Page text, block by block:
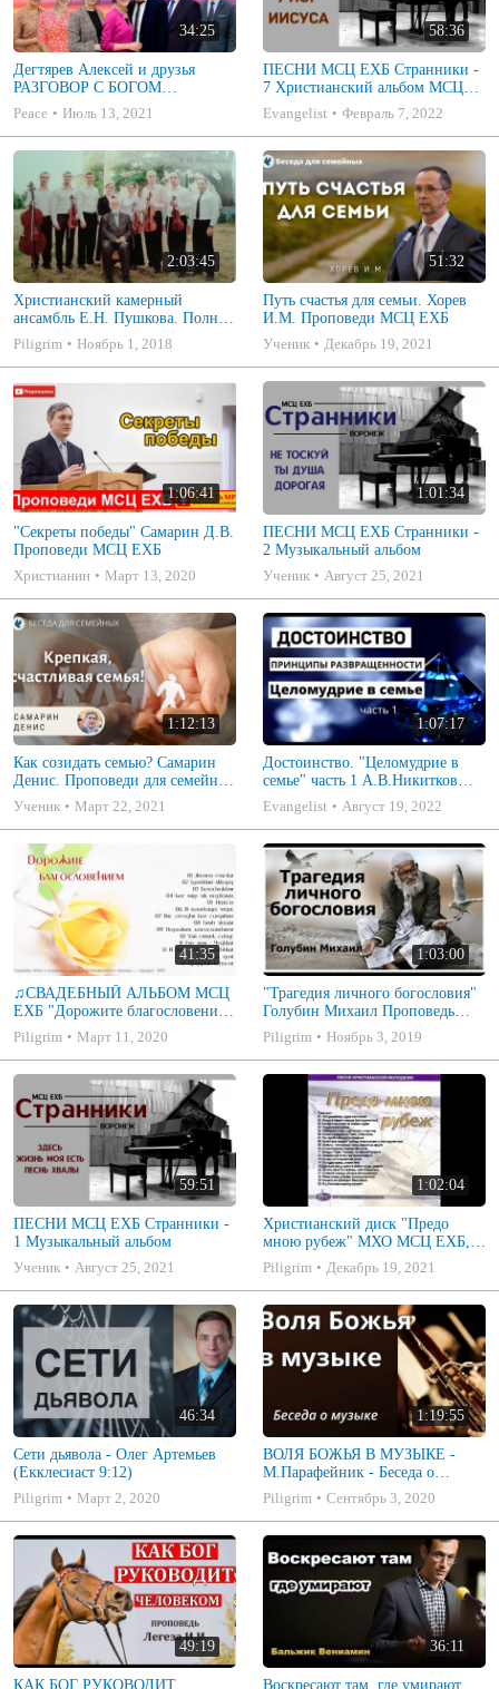
34:25
Дегтярев Алексей и друзья
РАЗГОВОР С БОГОМ
Христианские песни МСЦ ЕХБ
2021 (7я)
Peace Июль 13, 2021
58:36
ПЕСНИ МСЦ ЕХБ Странники -
7 Христианский альбом МСЦ
ЕХБ
Evangelist Февраль 7, 2022
2:03:45
Христианский камерный
ансамбль Е.Н. Пушкова. Полное
собрание
Piligrim Ноябрь 1, 2018
51:32
Путь счастья для семьи. Хорев
И.М. Проповеди МСЦ ЕХБ
Ученик
Декабрь 19, 2021
1:06:41
"Секреты победы" Самарин Д.В.
Проповеди МСЦ ЕХБ
Христианин
Март 13, 2020
1:01:34
ПЕСНИ МСЦ ЕХБ Странники -
2 Музыкальный альбом
Ученик
Август 25, 2021
1:12:13
Как созидать семью? Самарин
Денис. Проповеди для семейных
МСЦ ЕХБ
Ученик Март 22, 2021
1:07:17
Достоинство. "Целомудрие в
семье" часть 1 А.В.Никитков
Беседа для семейных МСЦ ЕХБ
Evangelist Август 19, 2022
41:35
♫СВАДЕБНЫЙ АЛЬБОМ МСЦ
ЕХБ "Дорожите благословением
- Христианские песни.
Музыкальный диск. Псалмы
Piligrim Март 11, 2020
1:03:00
"Трагедия личного богословия"
Голубин Михаил Проповедь
2019
Piligrim Ноябрь 3, 2019
59:51
ПЕСНИ МСЦ ЕХБ Странники -
1 Музыкальный альбом
Ученик
Август 25, 2021
1:02:04
Христианский диск "Предо
мною рубеж" МХО МСЦ ЕХБ,
музыкальный альбом, пение,
музыка
Piligrim Декабрь 19, 2021
46:34
Сети дьявола - Олег Артемьев
(Екклесиаст 9:12)
Piligrim
Март 2, 2020
1:19:55
ВОЛЯ БОЖЬЯ В МУЗЫКЕ -
М.Парафейник - Беседа о
музыке 2
Piligrim Сентябрь 3, 2020
49:19
КАК БОГ РУКОВОДИТ
36:11
Воскресают там, где умирают.